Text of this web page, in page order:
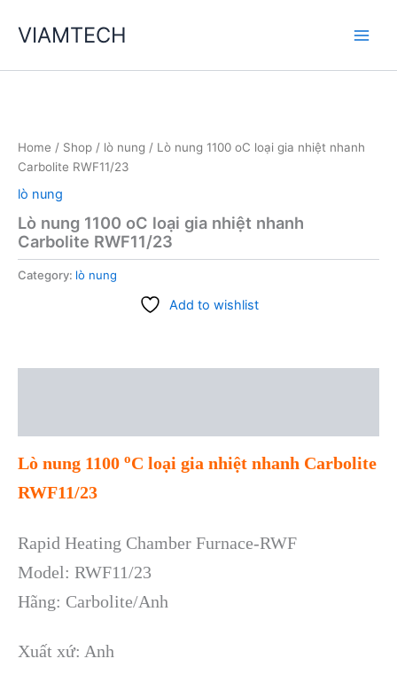
VIAMTECH
Home / Shop / lò nung / Lò nung 1100 oC loại gia nhiệt nhanh
Carbolite RWF11/23
lò nung
Lò nung 1100 oC loại gia nhiệt nhanh
Carbolite RWF11/23
Category: lò nung
Add to wishlist
Lò nung 1100 oC loại gia nhiệt nhanh Carbolite
RWF11/23
Rapid Heating Chamber Furnace-RWF
Model: RWF11/23
Hãng: Carbolite/Anh
Xuất xứ: Anh